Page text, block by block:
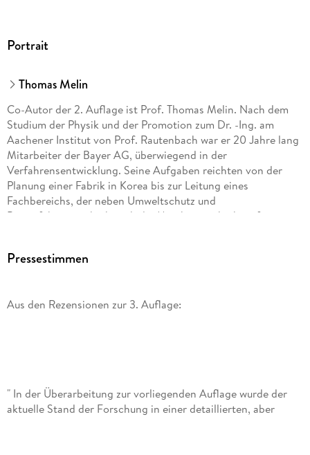
Portrait
Thomas Melin
Co-Autor der 2. Auflage ist Prof. Thomas Melin. Nach dem
Studium der Physik und der Promotion zum Dr. -Ing. am
Aachener Institut von Prof. Rautenbach war er 20 Jahre lang
Mitarbeiter der Bayer AG, überwiegend in der
Verfahrensentwicklung. Seine Aufgaben reichten von der
Planung einer Fabrik in Korea bis zur Leitung eines
Fachbereichs, der neben Umweltschutz und
Bioverfahrenstechnik auch die Membrantechnik umfasste.
traditioneller Forschungsschwerpunkt Membrantechnik
Pressestimmen
Aus den Rezensionen zur 3. Auflage:
" In der Überarbeitung zur vorliegenden Auflage wurde der
aktuelle Stand der Forschung in einer detaillierten, aber